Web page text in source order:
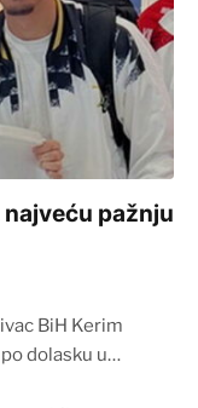
pažnju
BiH Kerim
dolasku u…